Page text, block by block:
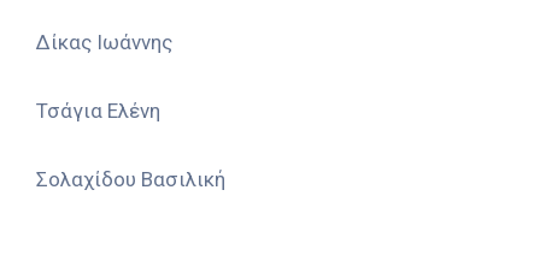
Δίκας Ιωάννης
Τσάγια Ελένη
Σολαχίδου Βασιλική